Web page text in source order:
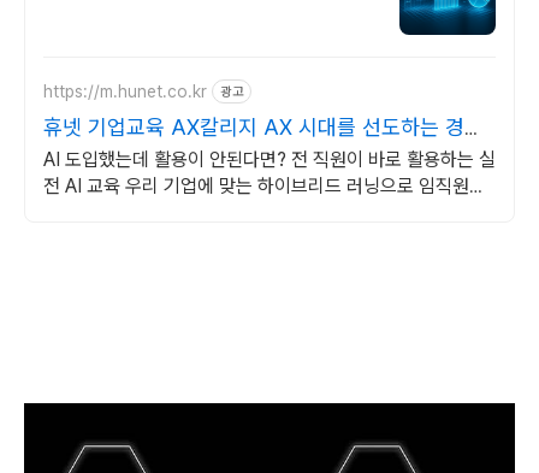
https://m.hunet.co.kr 광고
휴넷 기업교육 AX칼리지 AX 시대를 선도하는 경쟁
력
AI 도입했는데 활용이 안된다면? 전 직원이 바로 활용하는 실
전 AI 교육 우리 기업에 맞는 하이브리드 러닝으로 임직원의